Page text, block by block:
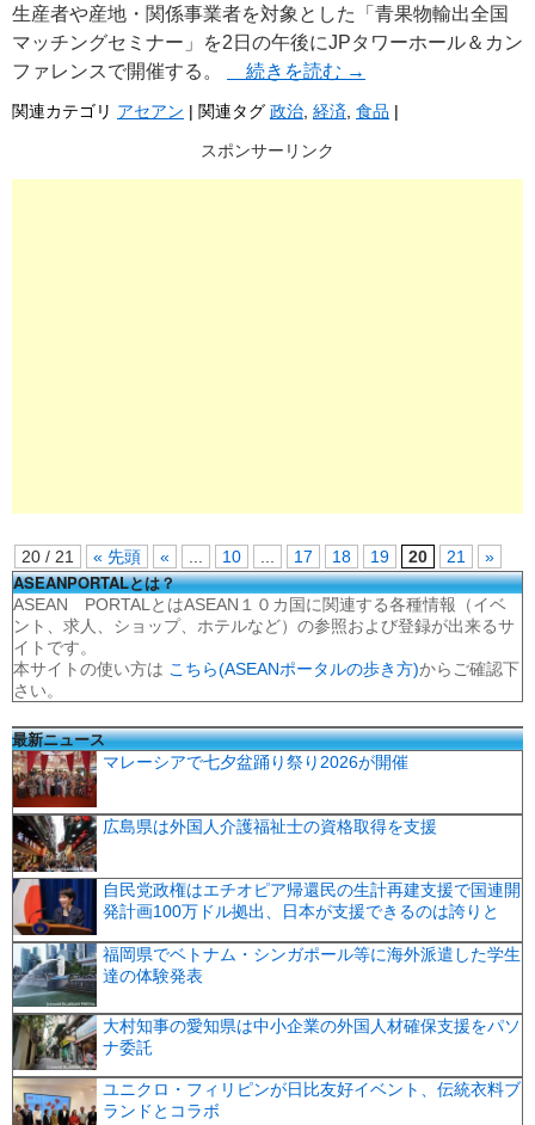
生産者や産地・関係事業者を対象とした「青果物輸出全国
マッチングセミナー」を2日の午後にJPタワーホール＆カン
ファレンスで開催する。
続きを読む →
関連カテゴリ アセアン | 関連タグ 政治 経済 食品 |
スポンサーリンク
20 / 21 « 先頭 « 10 17 18 19 20 21 »
ASEANPORTALとは？
ASEAN PORTALとはASEAN１０カ国に関連する各種情報（イベ
ント、求人、ショップ、ホテルなど）の参照および登録が出来るサ
イトです。
本サイトの使い方は こちら(ASEANポータルの歩き方)からご確認下
さい。
最新ニュース
マレーシアで七夕盆踊り祭り2026が開催
広島県は外国人介護福祉士の資格取得を支援
自民党政権はエチオピア帰還民の生計再建支援で国連開
発計画100万ドル拠出、日本が支援できるのは誇りと
福岡県でベトナム・シンガポール等に海外派遣した学生
達の体験発表
大村知事の愛知県は中小企業の外国人材確保支援をパソ
ナ委託
ユニクロ・フィリピンが日比友好イベント、伝統衣料ブ
ランドとコラボ